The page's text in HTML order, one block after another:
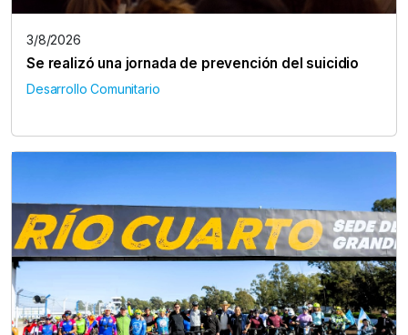
3/8/2026
Se realizó una jornada de prevención del suicidio
Desarrollo Comunitario